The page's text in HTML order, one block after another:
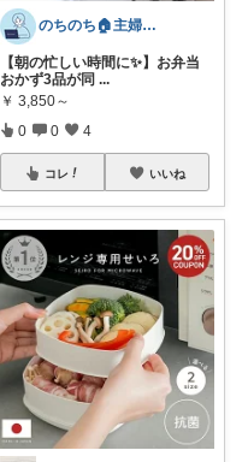
のちのち🏠主婦のお買い物room
【朝の忙しい時間に✨】お弁当
おかず3品が同 ...
￥ 3,850～
0 0 4
コレ いいね